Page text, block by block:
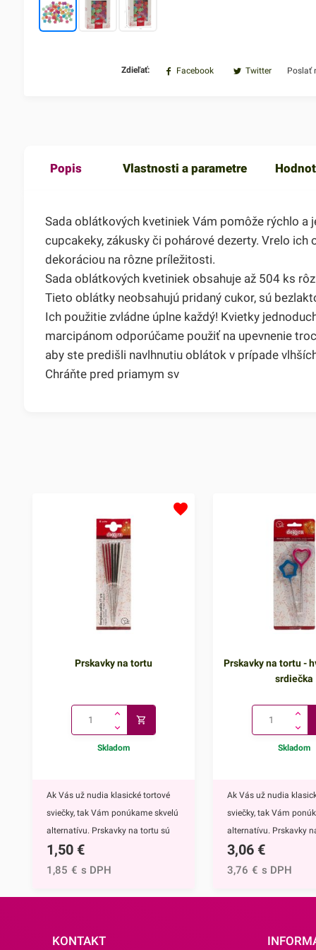
Zdieľať: Facebook Twitter Poslať
Popis Vlastnosti a parametre
Sada oblátkových kvetiniek Vám pomôže rýchlo a
cupcakeky, zákusky či pohárové dezerty. Vrelo
dekoráciou na rôzne príležitosti.
Sada oblátkových kvetiniek obsahuje až 504 ks
Tieto oblátky neobsahujú pridaný cukor, sú
Ich použitie zvládne úplne každý! Kvietky
marcipánom odporúčame použiť na upevnenie
aby ste predišli navlhnutiu oblátok v prípade
Chráňte pred priamym sv
Prskavky na tortu
Skladom
Ak Vás už nudia klasické tortové
sviečky, tak Vám ponúkame skvelú
alternatívu. Prskavky na tortu sú
mimoriadne efektným doplnkom
nielen na torty, ale môžete ich
ohúrite každého. Navyše tortu
1,50 €
1,85 € s DPH
Prskavky na tortu -
srdiečka
Skladom
Ak Vás už nudia
sviečky, tak Vám
alternatívu. Prskavky
hviezdičky a srdiečka
mimoriadne efektným
dezertov.Prskavky na
3,06 €
3,76 € s DPH
KONTAKT